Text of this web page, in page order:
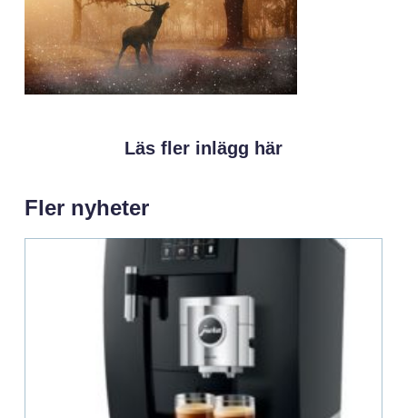
Läs fler inlägg här
Fler nyheter